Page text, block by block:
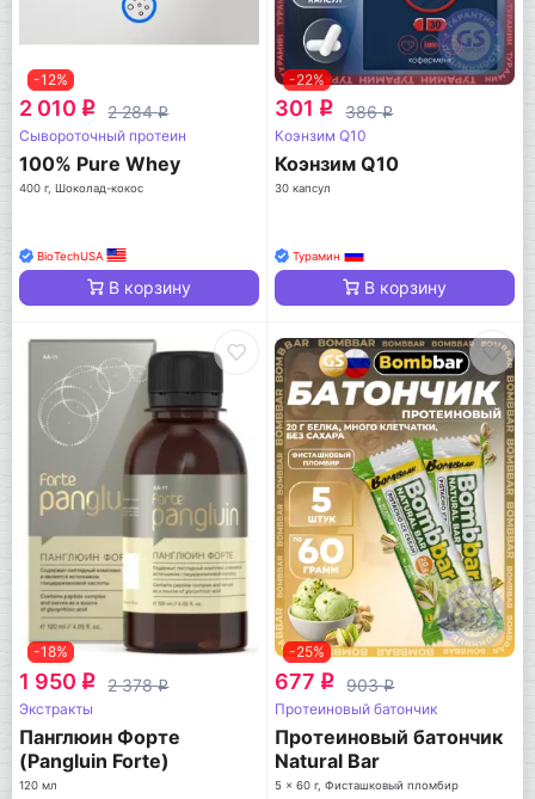
-12%
2 010 q 2 284q
Сывороточный протеин
100% Pure Whey
400 г, Шоколад-кокос
BioTechUSA
В корзину
-22%
301 q 386q
Коэнзим Q10
Коэнзим Q10
30 капсул
Турамин
В корзину
-18%
1 950 q 2 378q
Экстракты
Панглюин Форте
(Pangluin Forte)
120 мл
-25%
677 q 903q
Протеиновый батончик
Протеиновый батончик
Natural Bar
5 x 60 г, Фисташковый пломбир